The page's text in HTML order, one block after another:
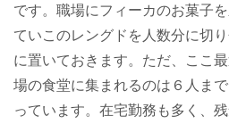
です。職場にフィーカのお菓子
ていこのレングドを人数分に切
に置いておきます。ただ、ここ
場の食堂に集まれるのは６人ま
っています。在宅勤務も多く、